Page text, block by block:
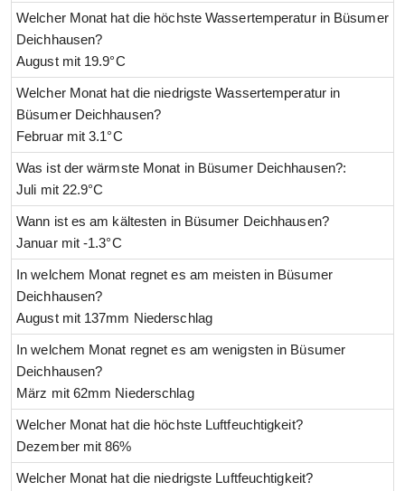
Welcher Monat hat die höchste Wassertemperatur in Büsumer
Deichhausen?
August mit 19.9°C
Welcher Monat hat die niedrigste Wassertemperatur in
Büsumer Deichhausen?
Februar mit 3.1°C
Was ist der wärmste Monat in Büsumer Deichhausen?:
Juli mit 22.9°C
Wann ist es am kältesten in Büsumer Deichhausen?
Januar mit -1.3°C
In welchem Monat regnet es am meisten in Büsumer
Deichhausen?
August mit 137mm Niederschlag
In welchem Monat regnet es am wenigsten in Büsumer
Deichhausen?
März mit 62mm Niederschlag
Welcher Monat hat die höchste Luftfeuchtigkeit?
Dezember mit 86%
Welcher Monat hat die niedrigste Luftfeuchtigkeit?